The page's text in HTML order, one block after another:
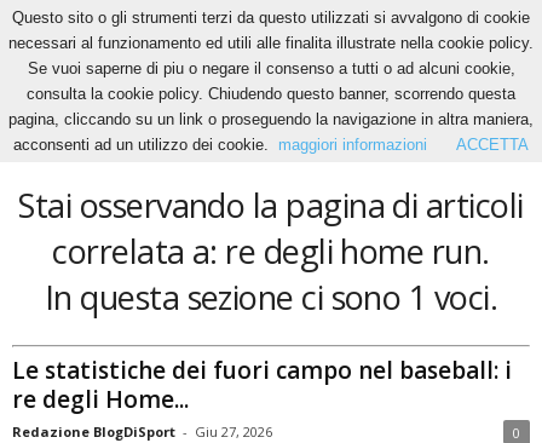
Home Tags Re degli home run
re degli home run
Stai osservando la pagina di articoli
correlata a: re degli home run.
In questa sezione ci sono 1 voci.
Le statistiche dei fuori campo nel baseball: i
re degli Home...
Redazione BlogDiSport - Giu 27, 2026 0
Questo sito o gli strumenti terzi da questo utilizzati si avvalgono di cookie
necessari al funzionamento ed utili alle finalita illustrate nella cookie policy.
Se vuoi saperne di piu o negare il consenso a tutti o ad alcuni cookie,
consulta la cookie policy. Chiudendo questo banner, scorrendo questa
pagina, cliccando su un link o proseguendo la navigazione in altra maniera,
acconsenti ad un utilizzo dei cookie.
maggiori informazioni ACCETTA